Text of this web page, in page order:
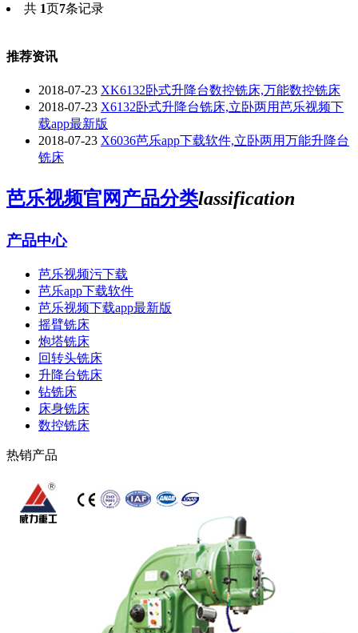
共 1页7条记录
推荐资讯
2018-07-23 XK6132卧式升降台数控铣床,万能数控铣床
2018-07-23 X6132卧式升降台铣床,立卧两用芭乐视频下
载app最新版
2018-07-23 X6036芭乐app下载软件,立卧两用万能升降台
铣床
芭乐视频官网产品分类lassification
产品中心
芭乐视频污下载
芭乐app下载软件
芭乐视频下载app最新版
摇臂铣床
炮塔铣床
回转头铣床
升降台铣床
钻铣床
床身铣床
数控铣床
热销产品